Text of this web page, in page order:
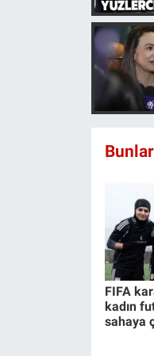
FIFA
kadın
sahaya
Türkiye'nin
Yerel Gündem
Yerel Yaşam
Canlı Yayın